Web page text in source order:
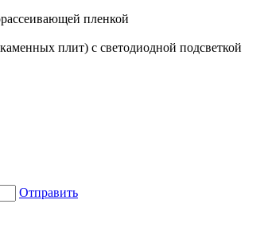
пленкой
плит) с светодиодной подсветкой
Отправить